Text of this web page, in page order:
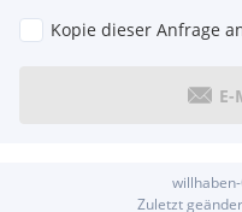
Kopie dieser Anfrage
E-
Zuletzt